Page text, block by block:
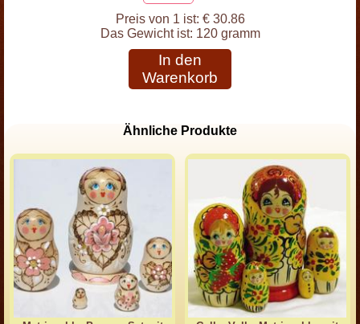
Preis von 1 ist: € 30.86
Das Gewicht ist: 120 gramm
In den
Warenkorb
Ähnliche Produkte